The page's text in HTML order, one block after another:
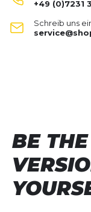
Zeroweight
Deine
Rezension
Rezension
+49 (0)7231
Schreib uns
BE
BE